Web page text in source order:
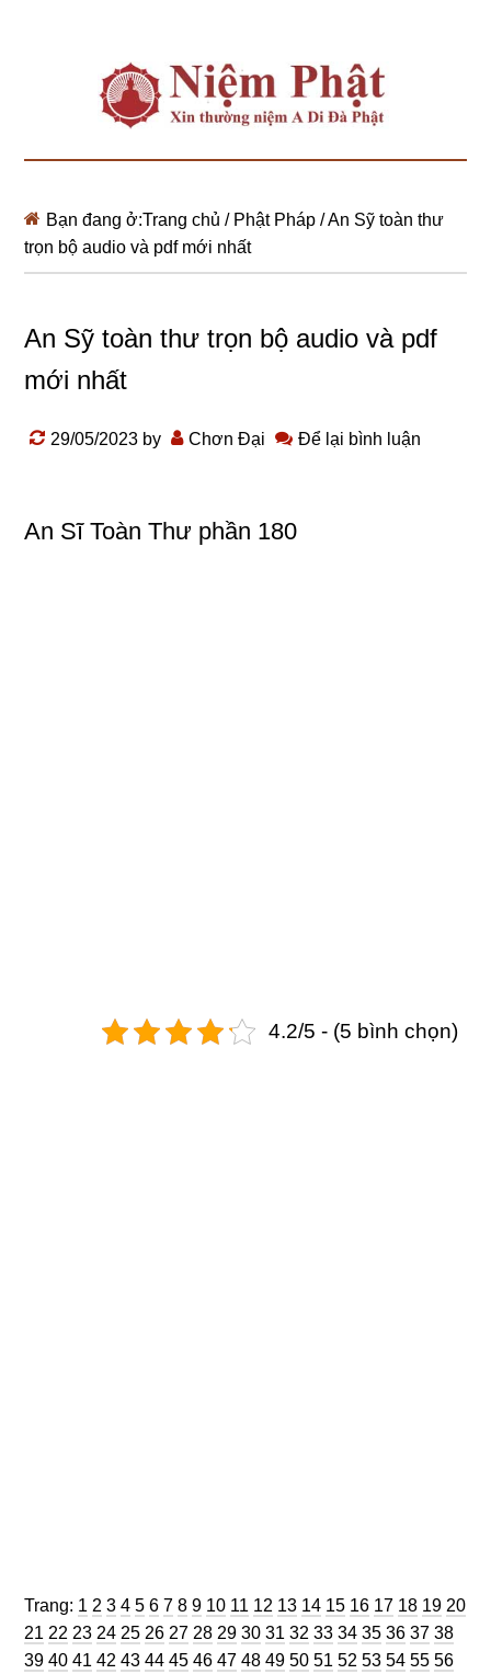
Bạn đang ở:Trang chủ / Phật Pháp /An Sỹ toàn thư
trọn bộ audio và pdf mới nhất
An Sỹ toàn thư trọn bộ audio và pdf
mới nhất
29/05/2023 by Chơn Đại Để lại bình luận
An Sĩ Toàn Thư phần 180
4.2/5 - (5 bình chọn)
Trang: Trang
1 Trang
2 Trang
3 Trang
4 Trang
5 Trang
6 Trang
7 Trang
8 Trang
9 Trang
10 Trang
11 Trang
12 Trang
13 Trang
14 Trang
15 Trang
16 Trang
17 Trang
18 Trang
19 Trang
20
Trang
21 Trang
22 Trang
23 Trang
24 Trang
25 Trang
26 Trang
27 Trang
28 Trang
29 Trang
30 Trang
31 Trang
32 Trang
33 Trang
34 Trang
35 Trang
36 Trang
37 Trang
38
39 Trang
40 Trang
41 Trang
42 Trang
43 Trang
44 Trang
45 Trang
46 Trang
47 Trang
48 Trang
49 Trang
50 Trang
51 Trang
52 Trang
53 Trang
54 Trang
55 Trang
56